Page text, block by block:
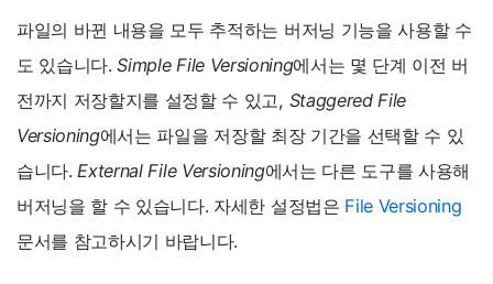
파일의 바뀐 내용을 모두 추적하는 버저닝 기능을 사용할 수
도 있습니다.Simple File Versioning에서는 몇 단계 이전 버
전까지 저장할지를 설정할 수 있고, Staggered File
Versioning에서는 파일을 저장할 최장 기간을 선택할 수 있
습니다.External File Versioning에서는 다른 도구를 사용해
버저닝을 할 수 있습니다. 자세한 설정법은 File Versioning
문서를 참고하시기 바랍니다.